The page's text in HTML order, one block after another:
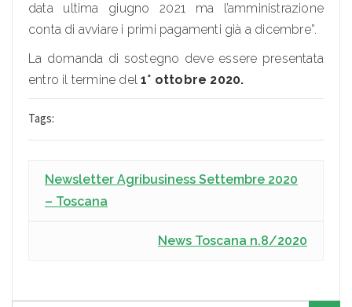
data ultima giugno 2021 ma l’amministrazione
conta di avviare i primi pagamenti già a dicembre”.
La domanda di sostegno deve essere presentata
entro il termine del 1° ottobre 2020.
Tags:
Newsletter Agribusiness Settembre 2020
– Toscana
News Toscana n.8/2020